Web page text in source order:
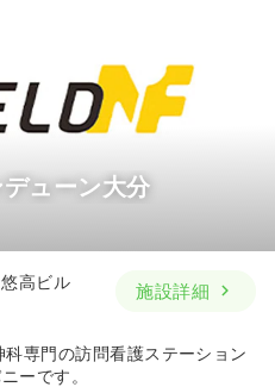
ューン大分
高ビル
施設詳細
科専門の訪問看護ステーション
ーです。